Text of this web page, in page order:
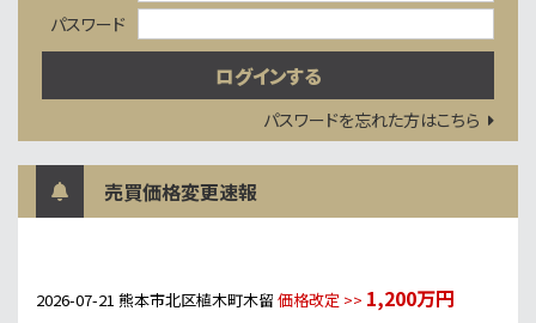
パスワード
パスワードを忘れた方はこちら
売買価格変更速報
2026-07-21 熊本市北区植木町木留 価格改定 >> 1,200万円